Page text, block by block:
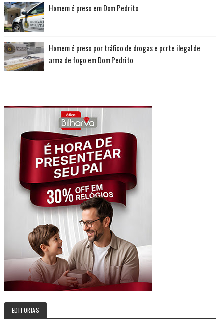
Homem é preso em Dom Pedrito
Homem é preso por tráfico de drogas e porte ilegal de
arma de fogo em Dom Pedrito
EDITORIAS